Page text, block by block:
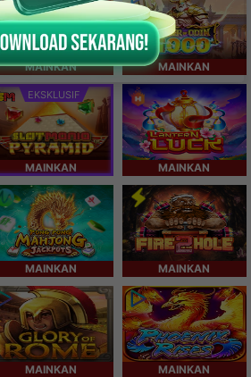
MAINKAN MAINKAN
EKSKLUSIF
MAINKAN MAINKAN
MAINKAN MAINKAN
MAINKAN MAINKAN